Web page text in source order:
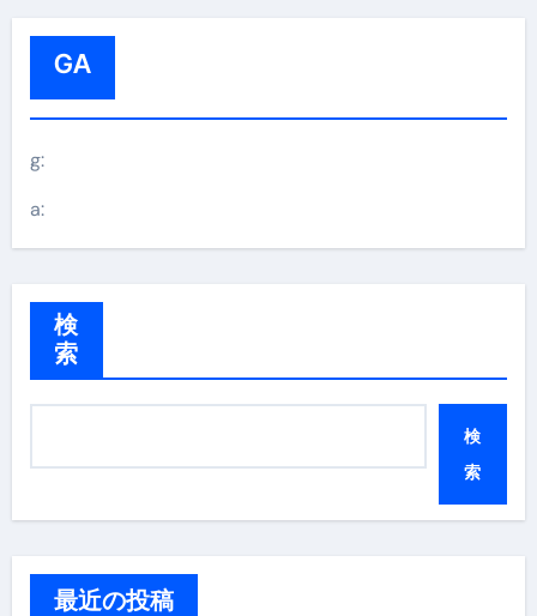
GA
g:
a:
検
索
検
索
最近の投稿